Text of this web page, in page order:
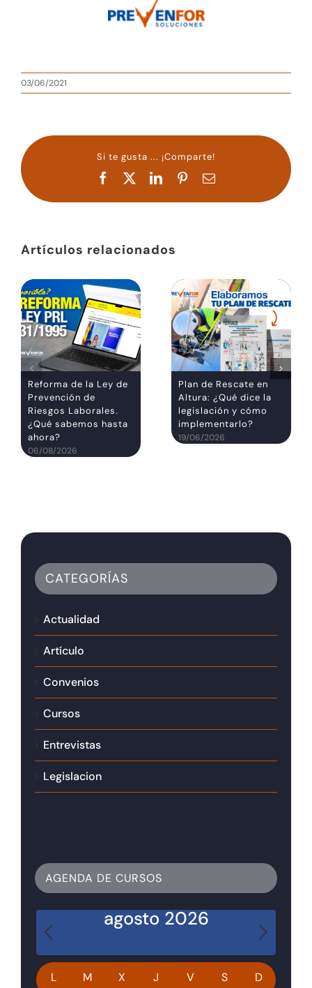
03/06/2021
Si te gusta ... ¡Comparte!
Facebook LinkedInPinterestCorreo
Artículos relacionados
Reforma de la Ley de
Prevención de
Riesgos Laborales.
¿Qué sabemos hasta
ahora?
06/08/2026
Plan de Rescate en
Altura: ¿Qué dice la
legislación y cómo
implementarlo?
19/06/2026
CATEGORÍAS
Actualidad
Artículo
Convenios
Cursos
Entrevistas
Legislacion
AGENDA DE CURSOS
agosto 2026
Calendario
L M X J V S D